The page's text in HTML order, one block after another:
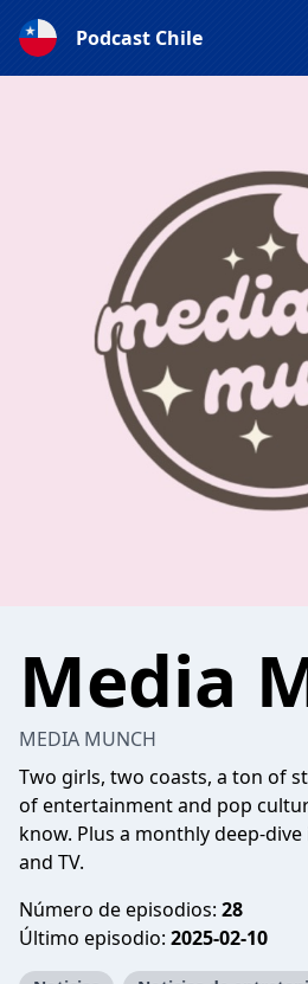
Podcast Chile
Media
MEDIA MUNCH
Two girls, two coasts, a ton of
of entertainment and pop
know. Plus a monthly deep-
and TV.
Número de episodios: 28
Último episodio: 2025-02-10